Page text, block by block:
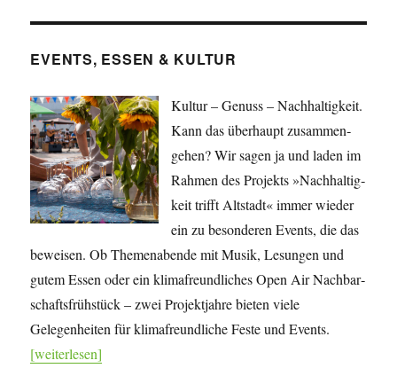
EVENTS, ESSEN & KULTUR
Kultur – Genuss – Nachhaltigkeit.
Kann das überhaupt zusammen­
gehen? Wir sagen ja und laden im
Rahmen des Projekts »Nach­haltig­
keit trifft Altstadt« immer wieder
ein zu besonderen Events, die das
beweisen. Ob Themenabende mit Musik, Lesungen und
gutem Essen oder ein klimafreundliches Open Air Nachbar­
schafts­frühstück – zwei Projekt­jahre bieten viele
Gelegenheiten für klima­freundliche Feste und Events.
[weiterlesen]